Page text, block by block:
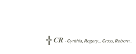
╬ CR -Cynthia, Rogery... Cross, Reborn...